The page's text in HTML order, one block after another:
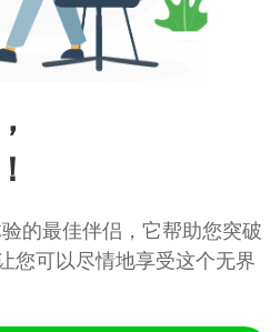
的最佳伴侣，它帮助您突破
您可以尽情地享受这个无界